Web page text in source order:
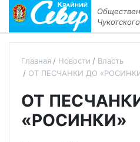
Главная Новости
Власть
ОТ ПЕСЧАНКИ ДО
ОТ
«РОСИНКИ»